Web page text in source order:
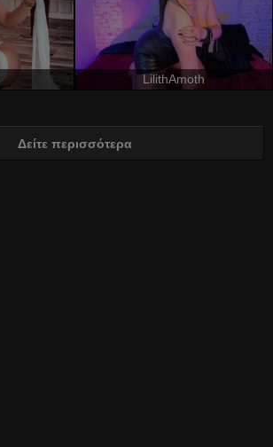
LilithAmoth
Δείτε περισσότερα